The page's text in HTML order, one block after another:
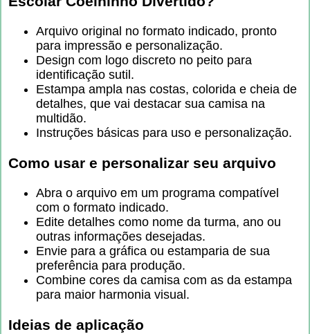
Arquivo original no formato indicado, pronto
para impressão e personalização.
Design com logo discreto no peito para
identificação sutil.
Estampa ampla nas costas, colorida e cheia de
detalhes, que vai destacar sua camisa na
multidão.
Instruções básicas para uso e personalização.
Como usar e personalizar seu arquivo
Abra o arquivo em um programa compatível
com o formato indicado.
Edite detalhes como nome da turma, ano ou
outras informações desejadas.
Envie para a gráfica ou estamparia de sua
preferência para produção.
Combine cores da camisa com as da estampa
para maior harmonia visual.
Ideias de aplicação